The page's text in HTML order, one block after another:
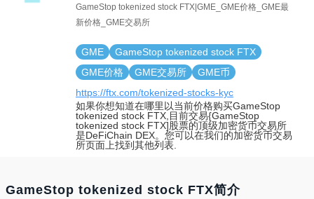
GameStop tokenized stock FTX|GME_GME价格_GME最
新价格_GME交易所
GME
GameStop tokenized stock FTX
GME价格
GME交易所
GME币
https://ftx.com/tokenized-stocks-kyc
如果你想知道在哪里以当前价格购买GameStop
tokenized stock FTX,目前交易{GameStop
tokenized stock FTX]股票的顶级加密货币交易所
是DeFiChain DEX。您可以在我们的加密货币交易
所页面上找到其他列表.
GameStop tokenized stock FTX简介